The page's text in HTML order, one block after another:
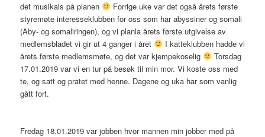
det musikals på planen
Forrige uke var det også årets første
styremøte interesseklubben for oss som har abyssiner og somali
(Aby- og somaliringen), og vi planla årets første utgivelse av
medlemsbladet vi gir ut 4 ganger i året
I katteklubben hadde vi
årets første medlemsmøte, og det var kjempekoselig
Torsdag
17.01.2019 var vi en tur på besøk til min mor. Vi koste oss med
te, og satt og pratet med henne. Dagene og uka har som vanlig
gått fort.
Fredag 18.01.2019 var jobben hvor mannen min jobber med på